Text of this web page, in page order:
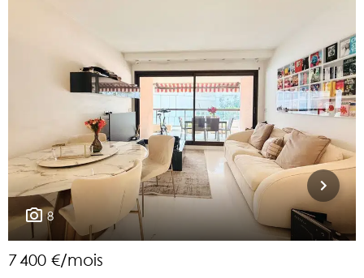
8
7 400 €/mois